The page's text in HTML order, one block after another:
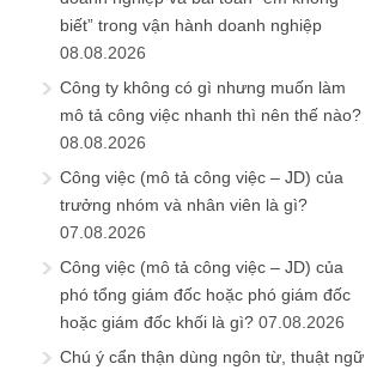
biết” trong vận hành doanh nghiệp
08.08.2026
Công ty không có gì nhưng muốn làm
mô tả công việc nhanh thì nên thế nào?
08.08.2026
Công việc (mô tả công việc – JD) của
trưởng nhóm và nhân viên là gì?
07.08.2026
Công việc (mô tả công việc – JD) của
phó tổng giám đốc hoặc phó giám đốc
hoặc giám đốc khối là gì? 07.08.2026
Chú ý cẩn thận dùng ngôn từ, thuật ngữ